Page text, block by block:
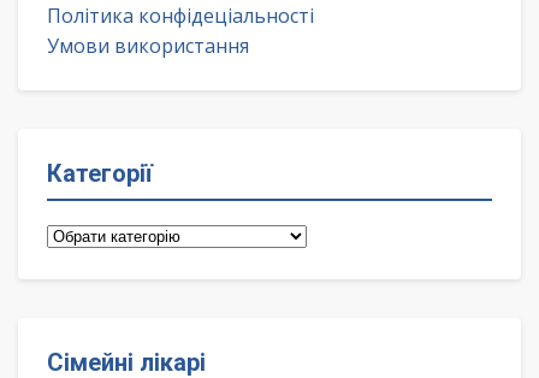
Політика конфідеціальності
Умови використання
Категорії
Категорії
Сімейні лікарі